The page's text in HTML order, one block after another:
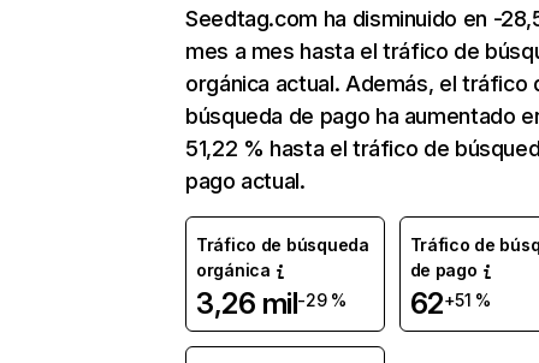
Seedtag.com ha disminuido en -
mes a mes hasta el tráfico de
orgánica actual. Además, el tráfico
búsqueda de pago ha aumentado
51,22 % hasta el tráfico de
pago actual.
Tráfico de búsqueda
orgánica
3,26 mil-29 %
Tráfico de
de pago
62+51 %